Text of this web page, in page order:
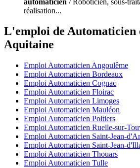
réalisation...
L'emploi de Automaticien
Aquitaine
Emploi Automaticien Angoulême
Emploi Automaticien Bordeaux
Emploi Automaticien Cognac
Emploi Automaticien Floirac
Emploi Automaticien Limoges
Emploi Automaticien Mauléon
Emploi Automaticien Poitiers
Emploi Automaticien Ruelle-sur-
Emploi Automaticien Saint-Jean-
Emploi Automaticien Saint-Jean-
Emploi Automaticien Thouars
Emploi Automaticien Tulle